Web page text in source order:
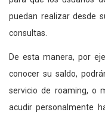
puedan realizar desde
consultas.
De esta manera, por
conocer su saldo,
servicio de roaming, o
acudir personalmente